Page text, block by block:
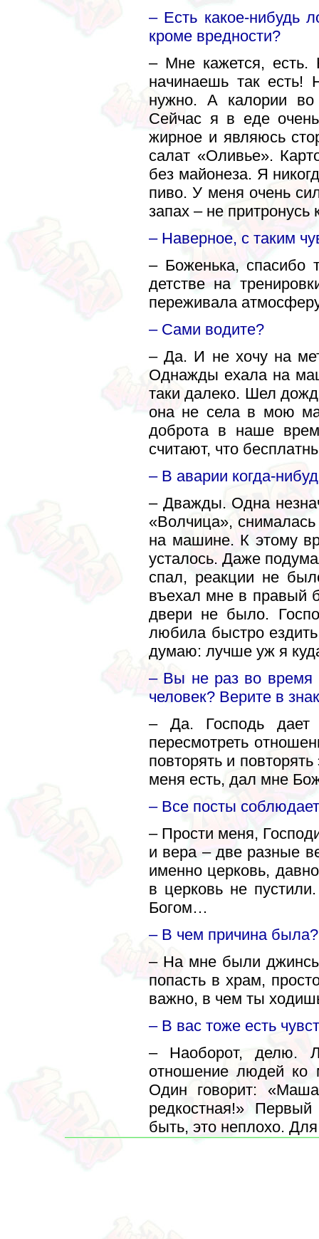
– Есть какое-нибудь
кроме вредности?
– Мне кажется, есть.
начинаешь так есть!
нужно. А калории во
Сейчас я в еде
жирное и являюсь
салат «Оливье».
без майонеза. Я
пиво. У меня очень
запах – не притронусь
– Наверное, с таким
– Боженька, спасибо
детстве на
переживала
– Сами водите?
– Да. И не хочу на
Однажды ехала на
таки далеко. Шел
она не села в мою
доброта в наше
считают, что
– В аварии когда-
– Дважды. Одна
«Волчица»,
на машине. К этому
усталось. Даже
спал, реакции не
въехал мне в правый
двери не было.
любила быстро
думаю: лучше уж я
– Вы не раз во время
человек? Верите в
– Да. Господь дает
пересмотреть
повторять и
меня есть, дал мне
– Все посты
– Прости меня,
и вера – две разные
именно церковь,
в церковь не
Богом…
– В чем причина была?
– На мне были
попасть в храм,
важно, в чем ты
– В вас тоже есть
– Наоборот, делю.
отношение людей ко
Один говорит:
редкостная!»
быть, это неплохо.